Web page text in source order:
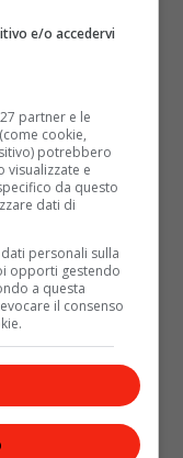
Delli Colli
, che
e/o accedervi
partner e le
cookie,
potrebbero
visualizzate e
da questo
dati di
personali sulla
opporti gestendo
a questa
il consenso